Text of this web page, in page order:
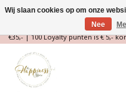
Magische Conceptstore,
€35,- | 100 Loyalty punten is € 5,-
Wij slaan cookies op om onze
Nee